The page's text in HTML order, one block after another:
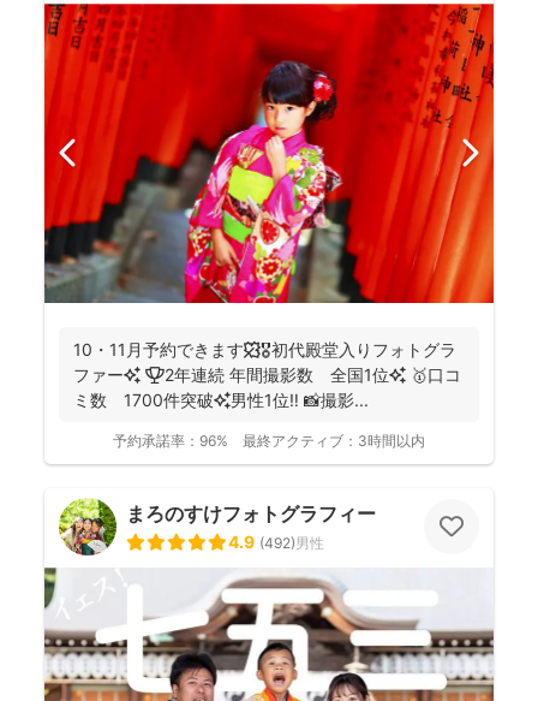
10・11月予約できます🍁🎖初代殿堂入りフォトグラ
ファー✨ 🏆2年連続 年間撮影数 全国1位✨ 🥇口コ
ミ数 1700件突破✨男性1位‼️ 📸撮影...
予約承諾率： 96% 最終アクティブ： 3時間以内
まろのすけフォトグラフィー
4.9 (492)男性